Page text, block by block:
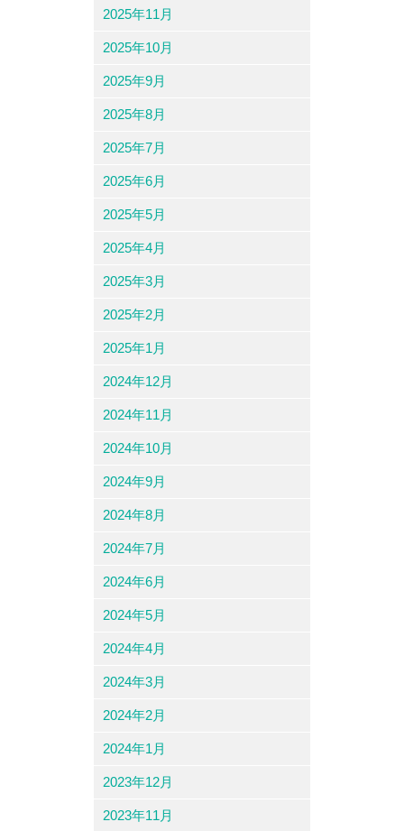
2025年11月
2025年10月
2025年9月
2025年8月
2025年7月
2025年6月
2025年5月
2025年4月
2025年3月
2025年2月
2025年1月
2024年12月
2024年11月
2024年10月
2024年9月
2024年8月
2024年7月
2024年6月
2024年5月
2024年4月
2024年3月
2024年2月
2024年1月
2023年12月
2023年11月